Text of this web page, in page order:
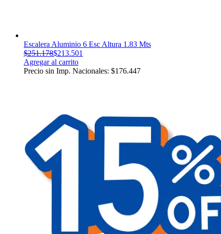
Escalera Aluminio 6 Esc Altura 1.83 Mts
$251.178$213.501
Agregar al carrito
Precio sin Imp. Nacionales: $176.447